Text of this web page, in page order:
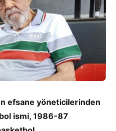
efsane yöneticilerinden
ismi, 1986-87